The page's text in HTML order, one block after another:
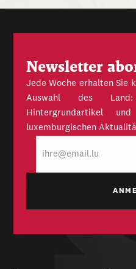
Newsletter
Jede Woche erhalten Sie
Auswahl des Land:
Hintergrundartikel
luxemburgischen
Mail